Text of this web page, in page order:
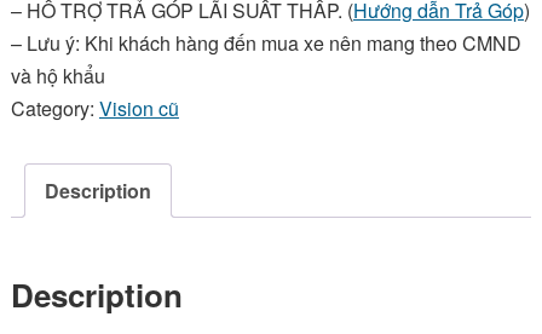
– HỖ TRỢ TRẢ GÓP LÃI SUẤT THẤP. (Hướng dẫn Trả Góp)
– Lưu ý: Khi khách hàng đến mua xe nên mang theo CMND
và hộ khẩu
Category: Vision cũ
Description
Description